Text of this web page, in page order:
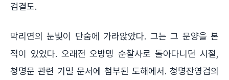
검결도.
막리연의 눈빛이 단숨에 가라앉았다. 그는 그 문양을 본
적이 있었다. 오래전 오방맹 순찰사로 돌아다니던 시절,
청명문 관련 기밀 문서에 첨부된 도해에서. 청명잔영검의